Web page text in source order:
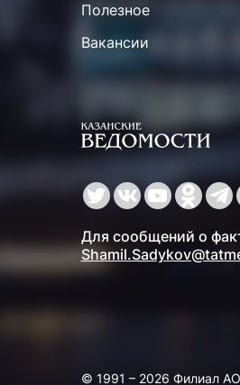
Полезное
Вакансии
Для сообщений о
© 1991 – 2026 Филиал